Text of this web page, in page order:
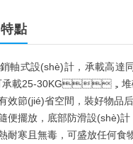
點
軸式設(shè)計，承載高達
承載25-30KG，堆碼5
節(jié)省空間，裝好物品后
擺放，底部防滑設(shè)計
耐寒且無毒，可盛放任何食物